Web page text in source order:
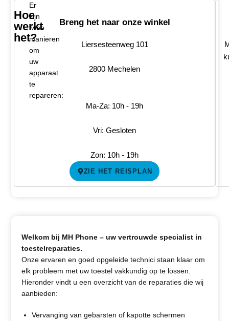
Hoe
werkt
het?
Er
zijn
twee
manieren
om
uw
apparaat
te
repareren:
Breng het naar onze winkel
Liersesteenweg 101
2800 Mechelen
Ma-Za: 10h - 19h
Vri: Gesloten
Zon: 10h - 19h
ZIE HET REISPLAN
Welkom bij MH Phone – uw vertrouwde specialist in
toestelreparaties.
Onze ervaren en goed opgeleide technici staan klaar om
elk probleem met uw toestel vakkundig op te lossen.
Hieronder vindt u een overzicht van de reparaties die wij
aanbieden:
Vervanging van gebarsten of kapotte schermen